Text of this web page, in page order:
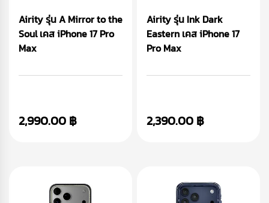
Airity รุ่น A Mirror to the
Soul เคส iPhone 17 Pro
Max
2,990.00 ฿
Airity รุ่น Ink Dark
Eastern เคส iPhone 17
Pro Max
2,390.00 ฿